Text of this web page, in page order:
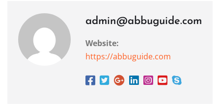
admin@abbuguide.com
Website:
https://abbuguide.com